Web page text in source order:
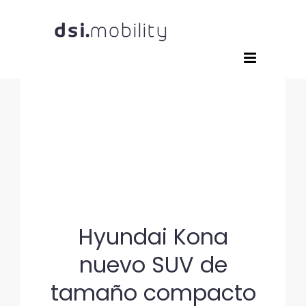
Hyundai Kona
nuevo SUV de
tamaño compacto